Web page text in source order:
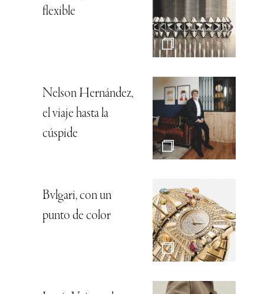
flexible
Nelson Hernández,
el viaje hasta la
cúspide
Bvlgari, con un
punto de color